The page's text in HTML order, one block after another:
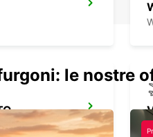
le nostre